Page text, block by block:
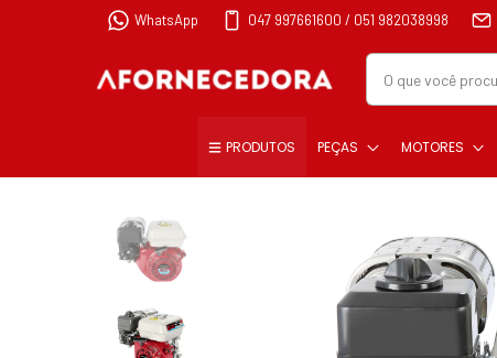
WhatsApp 047 997661600 / 051 982038998
PRODUTOS PEÇAS MOTORES